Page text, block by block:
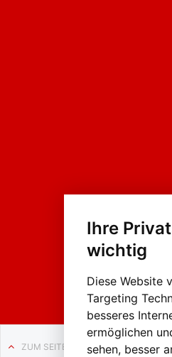
Ihre
wichtig
Diese Website
Targeting
besseres
ermöglichen
sehen, besser
ZUM SEITENANFANG